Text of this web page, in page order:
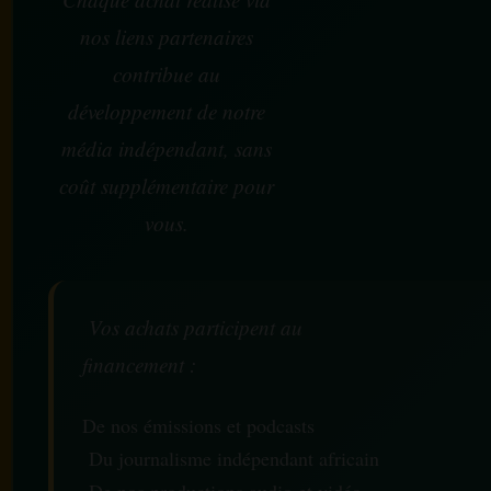
nos liens partenaires
contribue au
développement de notre
média indépendant, sans
coût supplémentaire pour
vous.